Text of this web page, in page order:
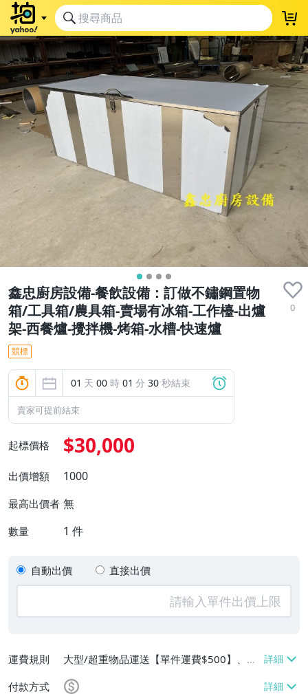
鑫忠廚房設備-餐飲設備：訂做不鏽鋼置物
箱/工具箱/農具箱-賣場有冰箱-工作檯-出爐
架-西餐爐-攪拌機-烤箱-水槽-快速爐
0
競標
01 天 00 時 01 分 29 秒結束
賣家可提前結束
起標價格 $30,000
出價增額 1000
最高出價者 無
數量 1 件
自動出價 直接出價
運費規則
大型/超重物品運送【單件運費$500】、面
交/自取/不寄送【免運費】
付款方式